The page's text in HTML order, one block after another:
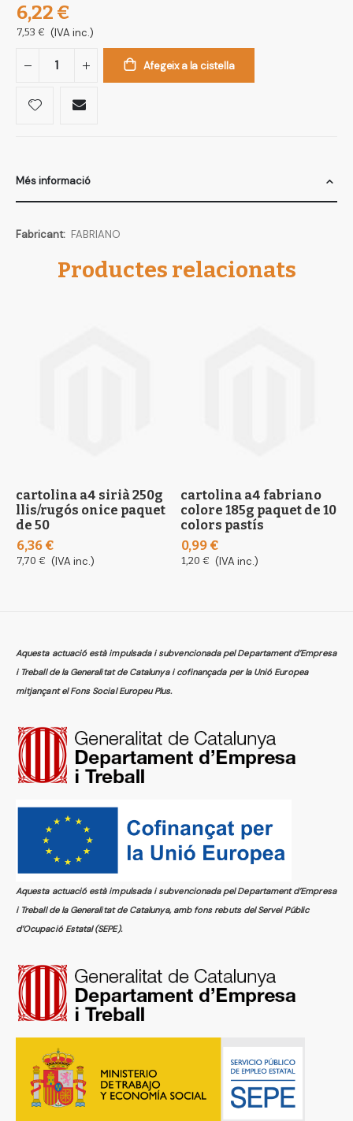
6,22 €
7,53 € (IVA inc.)
Afegeix a la cistella
Més informació
Més
FABRIANO
Productes relacionats
cartolina a4 sirià 250g
llis/rugós onice paquet
de 50
6,36 €
7,70 € (IVA inc.)
cartolina a4 fabriano
colore 185g paquet de 10
colors pastís
0,99 €
1,20 € (IVA inc.)
Aquesta actuació està impulsada i subvencionada pel Departament d’Empresa
i Treball de la Generalitat de Catalunya i cofinançada per la Unió Europea
mitjançant el Fons Social Europeu Plus.
Aquesta actuació està impulsada i subvencionada pel Departament d’Empresa
i Treball de la Generalitat de Catalunya, amb fons rebuts del Servei Públic
d’Ocupació Estatal (SEPE).